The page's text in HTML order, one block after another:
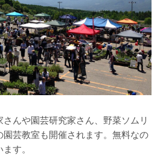
んや園芸研究家さん、野菜ソムリ
芸教室も開催されます。無料なの
す。